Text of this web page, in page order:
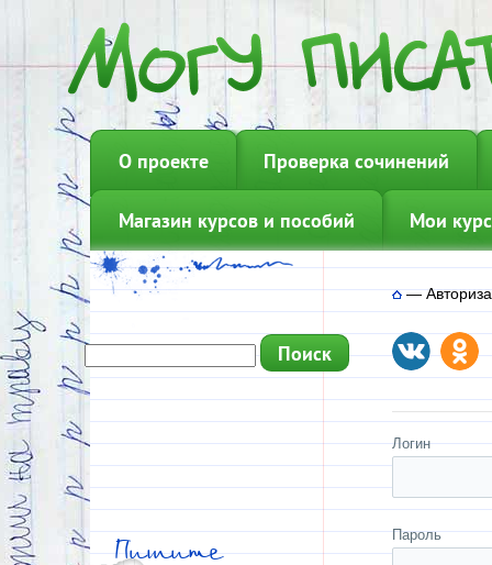
О проекте Проверка сочинений
Магазин курсов и пособий Мои
Пишите
—
Логин
Пароль